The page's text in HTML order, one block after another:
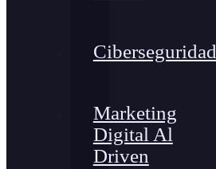
Ciberseguridad
Marketing
Digital Al
Driven